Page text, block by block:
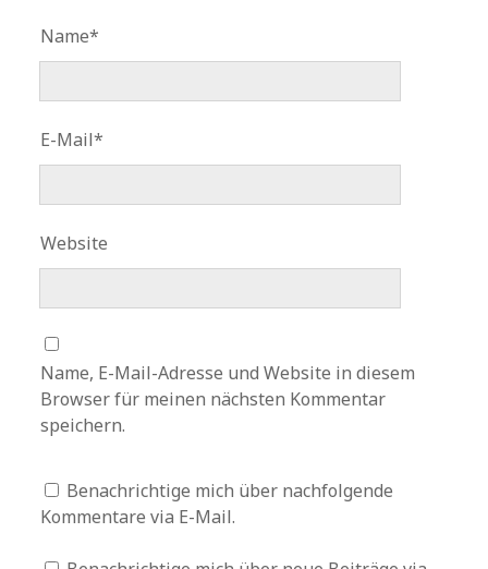
Name*
E-Mail*
Website
Name, E-Mail-Adresse und Website in diesem
Browser für meinen nächsten Kommentar
speichern.
Benachrichtige mich über nachfolgende
Kommentare via E-Mail.